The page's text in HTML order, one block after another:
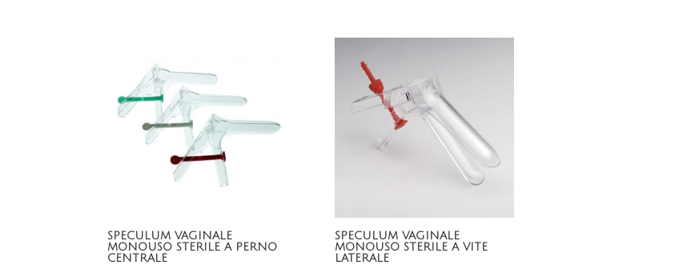
SPECULUM VAGINALE
MONOUSO STERILE A PERNO
CENTRALE
SPECULUM VAGINALE
MONOUSO STERILE A VITE
LATERALE